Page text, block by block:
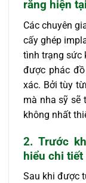
răng hiện
Các chuyên
cấy ghép
tình trạng sức
được phác
xác. Bởi tùy
mà nha sỹ sẽ
không nhất
2. Trước
hiểu chi
Sau khi được